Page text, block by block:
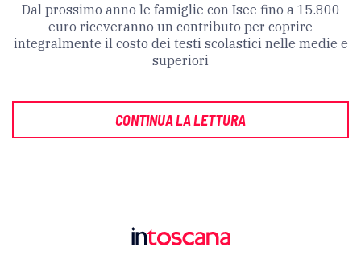
Dal prossimo anno le famiglie con Isee fino a 15.800
euro riceveranno un contributo per coprire
integralmente il costo dei testi scolastici nelle medie e
superiori
CONTINUA LA LETTURA